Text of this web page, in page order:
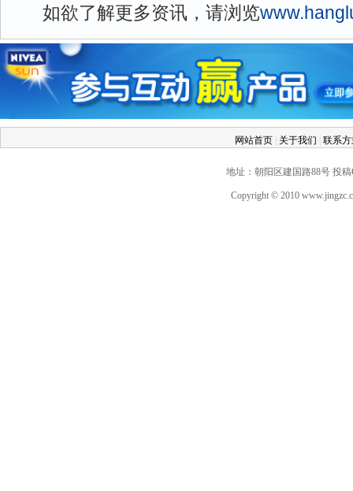
如欲了解更多资讯，请浏览
网站首页 关于我们 联系
地址：朝阳区建国路88号 投稿
Copyright © 2010